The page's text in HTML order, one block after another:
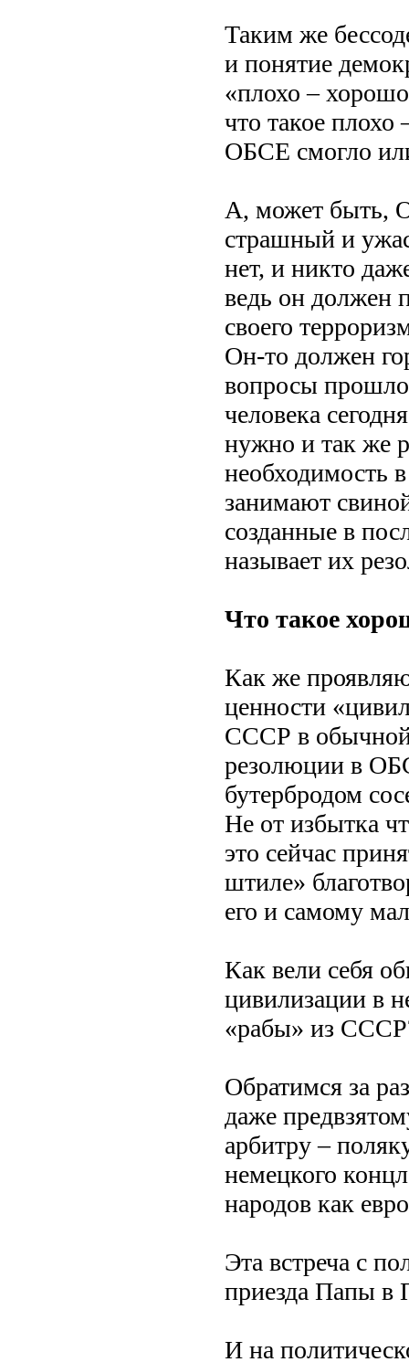
Таким же
и понятие
«плохо –
что такое плохо
ОБСЕ смогло
А, может быть,
страшный и
нет, и никто
ведь он должен
своего
Он-то должен
вопросы
человека
нужно и так же
необходимость
занимают
созданные в
называет их
Что такое
Как же
ценности
СССР в обычной
резолюции в
бутербродом
Не от избытка
это сейчас
штиле»
его и самому
Как вели себя
цивилизации в
«рабы» из
Обратимся за
даже
арбитру –
немецкого
народов как
Эта встреча с
приезда Папы в
И на